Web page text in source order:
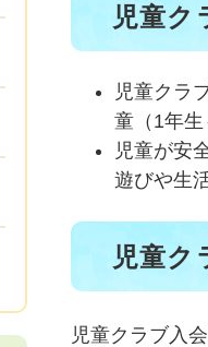
児童ク
児童クラ
童（1年生
児童が安
遊びや生
児童ク
児童クラブ入